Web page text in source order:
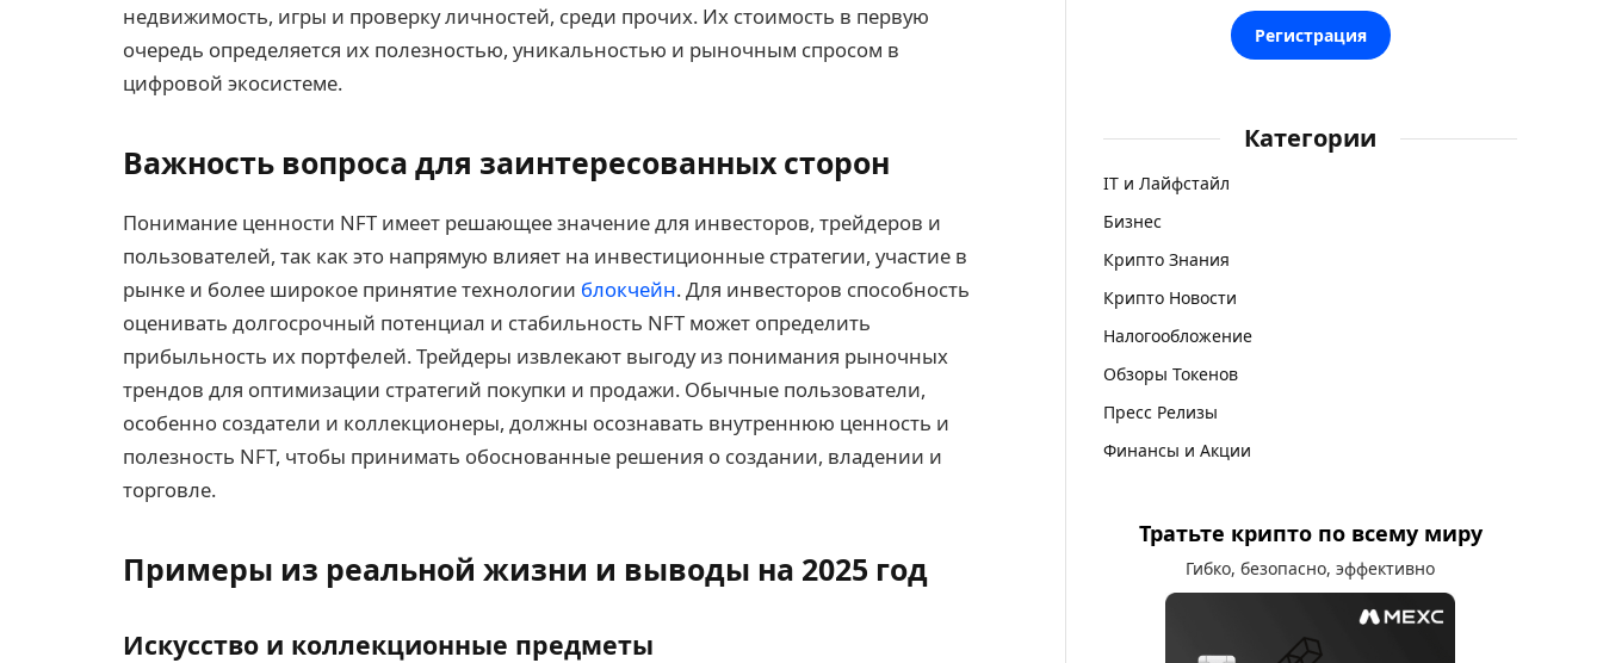
недвижимость, игры и проверку личностей, среди прочих. Их стоимость в первую
очередь определяется их полезностью, уникальностью и рыночным спросом в
цифровой экосистеме.
Важность вопроса для заинтересованных сторон
Понимание ценности NFT имеет решающее значение для инвесторов, трейдеров и
пользователей, так как это напрямую влияет на инвестиционные стратегии, участие в
рынке и более широкое принятие технологии блокчейн. Для инвесторов способность
оценивать долгосрочный потенциал и стабильность NFT может определить
прибыльность их портфелей. Трейдеры извлекают выгоду из понимания рыночных
трендов для оптимизации стратегий покупки и продажи. Обычные пользователи,
особенно создатели и коллекционеры, должны осознавать внутреннюю ценность и
полезность NFT, чтобы принимать обоснованные решения о создании, владении и
торговле.
Примеры из реальной жизни и выводы на 2025 год
Искусство и коллекционные предметы
Регистрация
Категории
IT и Лайфстайл
Бизнес
Крипто Знания
Крипто Новости
Налогообложение
Обзоры Токенов
Пресс Релизы
Финансы и Акции
Тратьте крипто по всему миру
Гибко, безопасно, эффективно